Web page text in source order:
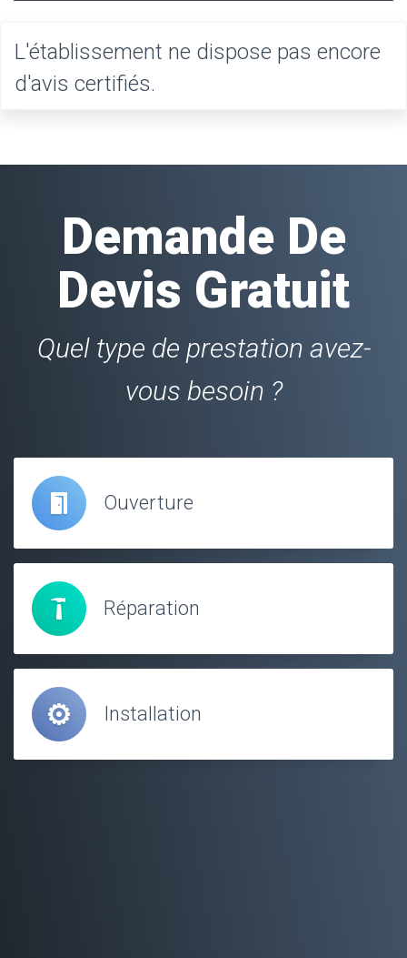
L'établissement ne dispose pas encore
d'avis certifiés.
Demande De
Devis Gratuit
Quel type de prestation avez-
vous besoin ?
Ouverture
Réparation
Installation